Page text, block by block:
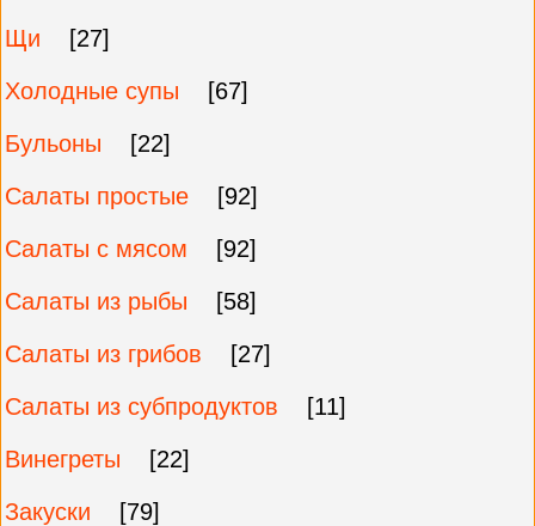
Щи
[27]
Холодные супы
[67]
Бульоны
[22]
Салаты простые
[92]
Салаты с мясом
[92]
Салаты из рыбы
[58]
Салаты из грибов
[27]
Салаты из субпродуктов
[11]
Винегреты
[22]
Закуски
[79]